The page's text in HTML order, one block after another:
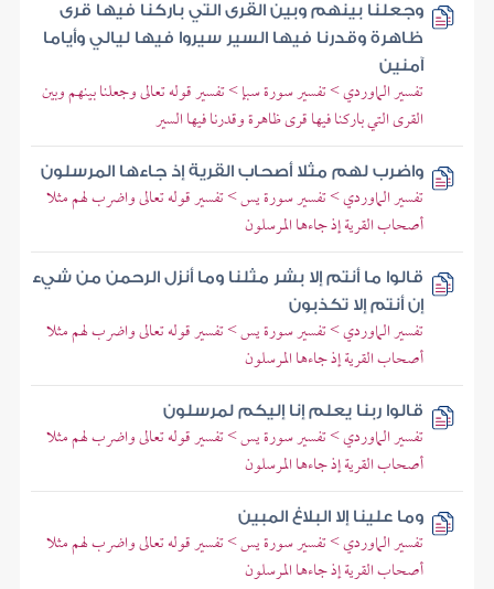
وجعلنا بينهم وبين القرى التي باركنا فيها قرى
ظاهرة وقدرنا فيها السير سيروا فيها ليالي وأياما
آمنين
تفسير الماوردي > تفسير سورة سبإ > تفسير قوله تعالى وجعلنا بينهم وبين
القرى التي باركنا فيها قرى ظاهرة وقدرنا فيها السير
واضرب لهم مثلا أصحاب القرية إذ جاءها المرسلون
تفسير الماوردي > تفسير سورة يس > تفسير قوله تعالى واضرب لهم مثلا
أصحاب القرية إذ جاءها المرسلون
قالوا ما أنتم إلا بشر مثلنا وما أنزل الرحمن من شيء
إن أنتم إلا تكذبون
تفسير الماوردي > تفسير سورة يس > تفسير قوله تعالى واضرب لهم مثلا
أصحاب القرية إذ جاءها المرسلون
قالوا ربنا يعلم إنا إليكم لمرسلون
تفسير الماوردي > تفسير سورة يس > تفسير قوله تعالى واضرب لهم مثلا
أصحاب القرية إذ جاءها المرسلون
وما علينا إلا البلاغ المبين
تفسير الماوردي > تفسير سورة يس > تفسير قوله تعالى واضرب لهم مثلا
أصحاب القرية إذ جاءها المرسلون